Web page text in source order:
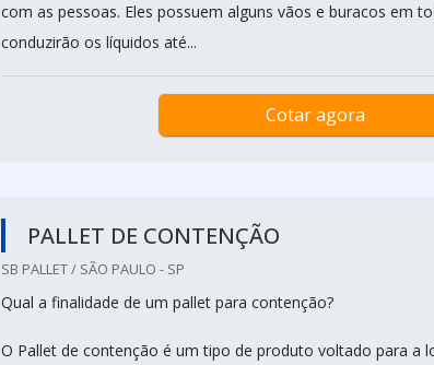
com as pessoas. Eles possuem alguns vãos e buracos em
conduzirão os líquidos até...
Cotar agora
PALLET DE CONTENÇÃO
SB PALLET / SÃO PAULO - SP
Qual a finalidade de um pallet para contenção?
O Pallet de contenção é um tipo de produto voltado para a